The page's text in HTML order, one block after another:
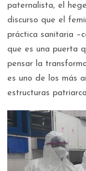
paternalista, el
discurso que el
práctica sanitaria
que es una puerta
pensar la
es uno de los más
estructuras